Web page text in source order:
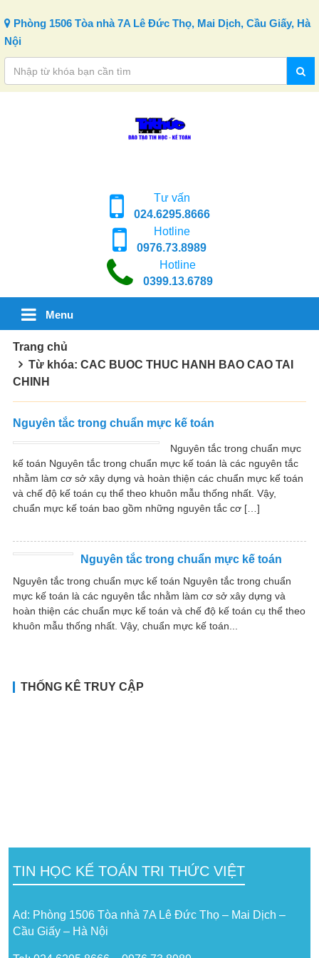
Phòng 1506 Tòa nhà 7A Lê Đức Thọ, Mai Dịch, Cầu Giấy, Hà
Nội
Tư vấn
024.6295.8666
Hotline
0976.73.8989
Hotline
0399.13.6789
Menu
Trang chủ
Từ khóa: CAC BUOC THUC HANH BAO CAO TAI
CHINH
Nguyên tắc trong chuẩn mực kế toán
Nguyên tắc trong chuẩn mực
kế toán Nguyên tắc trong chuẩn mực kế toán là các nguyên tắc
nhằm làm cơ sở xây dựng và hoàn thiện các chuẩn mực kế toán
và chế độ kế toán cụ thể theo khuôn mẫu thống nhất. Vậy,
chuẩn mực kế toán bao gồm những nguyên tắc cơ […]
Nguyên tắc trong chuẩn mực kế toán
Nguyên tắc trong chuẩn mực kế toán Nguyên tắc trong chuẩn
mực kế toán là các nguyên tắc nhằm làm cơ sở xây dựng và
hoàn thiện các chuẩn mực kế toán và chế độ kế toán cụ thể theo
khuôn mẫu thống nhất. Vậy, chuẩn mực kế toán...
THỐNG KÊ TRUY CẬP
TIN HỌC KẾ TOÁN TRI THỨC VIỆT
Ad: Phòng 1506 Tòa nhà 7A Lê Đức Thọ – Mai Dịch –
Cầu Giấy – Hà Nội